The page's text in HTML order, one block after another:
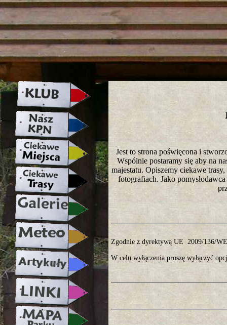
strona w naprawie zapraszamy
Jest to strona poświęcona i
Wspólnie postaramy się aby na
majestatu. Opiszemy ciekawe
fotografiach. Jako
Zgodnie z dyrektywą UE 2009/136/
W celu wyłączenia proszę wyłączyć